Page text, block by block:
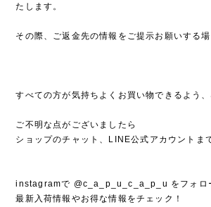
たします。
その際、ご返金先の情報をご提示お願いする場
すべての方が気持ちよくお買い物できるよう、
ご不明な点がございましたら
ショップのチャット、LINE公式アカウントま
instagramで @c_a_p_u_c_a_p_u をフォロ
最新入荷情報やお得な情報をチェック！